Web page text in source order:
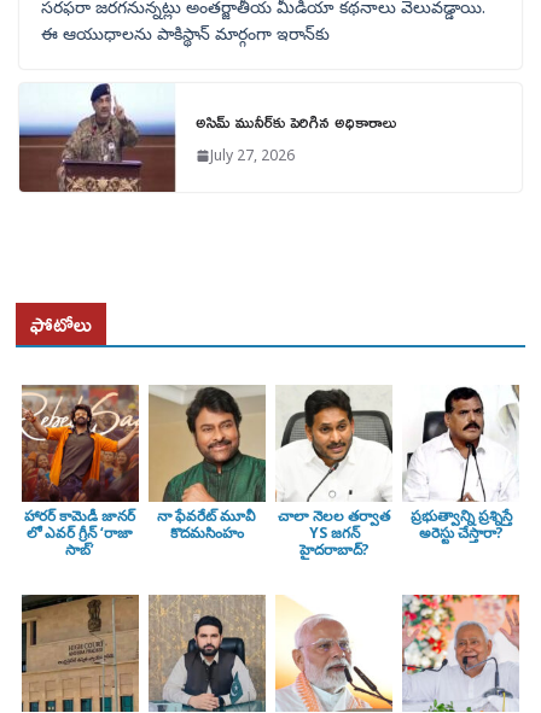
సరఫరా జరగనున్నట్లు అంతర్జాతీయ మీడియా కథనాలు వెలువడ్డాయి.
ఈ ఆయుధాలను పాకిస్థాన్‌ మార్గంగా ఇరాన్‌కు
అసిమ్ మునీర్‌కు పెరిగిన అధికారాలు
July 27, 2026
ఫోటోలు
హారర్ కామెడీ జానర్
లో ఎవర్ గ్రీన్ ‘రాజా
సాబ్’
నా ఫేవరేట్ మూవీ
కొదమసింహం
చాలా నెలల తర్వాత
YS జగన్
హైదరాబాద్?
ప్రభుత్వాన్ని ప్రశ్నిస్తే
అరెస్టు చేస్తారా?